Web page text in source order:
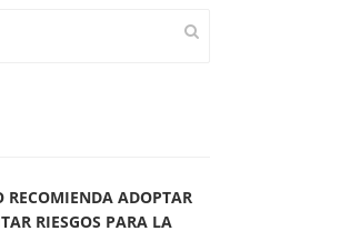
RECOMIENDA ADOPTAR
RIESGOS PARA LA